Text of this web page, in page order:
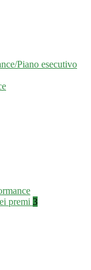
Piano esecutivo
premi 3